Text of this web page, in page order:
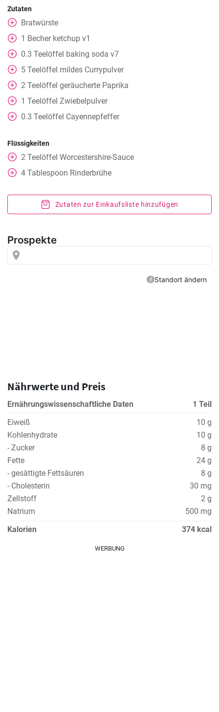
Zutaten
Bratwürste
1 Becher ketchup v1
0.3 Teelöffel baking soda v7
5 Teelöffel mildes Currypulver
2 Teelöffel geräucherte Paprika
1 Teelöffel Zwiebelpulver
0.3 Teelöffel Cayennepfeffer
Flüssigkeiten
2 Teelöffel Worcestershire-Sauce
4 Tablespoon Rinderbrühe
Zutaten zur Einkaufsliste hinzufügen
Nährwerte und Preis
Ernährungswissenschaftliche Daten
1 Teil
Eiweiß
10 g
Kohlenhydrate
10 g
- Zucker
8 g
Fette
24 g
- gesättigte Fettsäuren
8 g
- Cholesterin
30 mg
Zellstoff
2 g
Natrium
500 mg
Kalorien
374 kcal
WERBUNG